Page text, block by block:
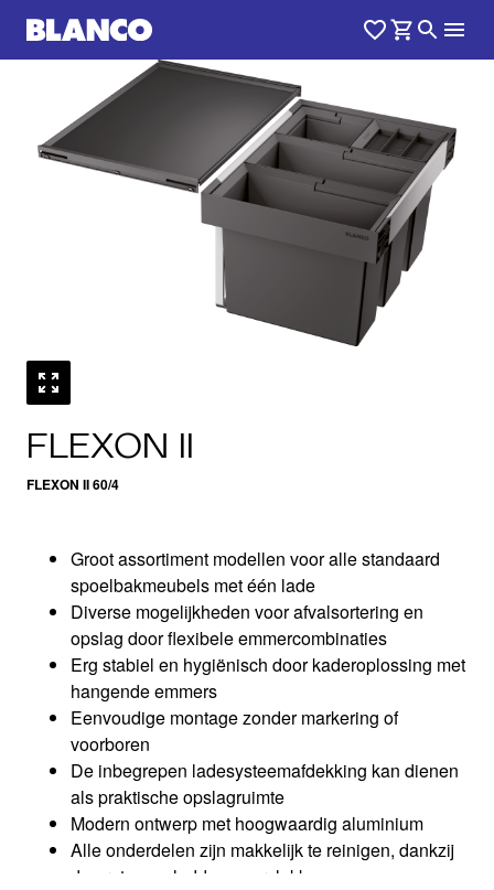
FLEXON II
FLEXON II 60/4
Groot assortiment modellen voor alle standaard
spoelbakmeubels met één lade
Diverse mogelijkheden voor afvalsortering en
opslag door flexibele emmercombinaties
Erg stabiel en hygiënisch door kaderoplossing met
hangende emmers​
Eenvoudige montage zonder markering of
voorboren
De inbegrepen ladesysteemafdekking kan dienen
als praktische opslagruimte
Modern ontwerp met hoogwaardig aluminium
Alle onderdelen zijn makkelijk te reinigen, dankzij
de grote en gladde oppervlakken